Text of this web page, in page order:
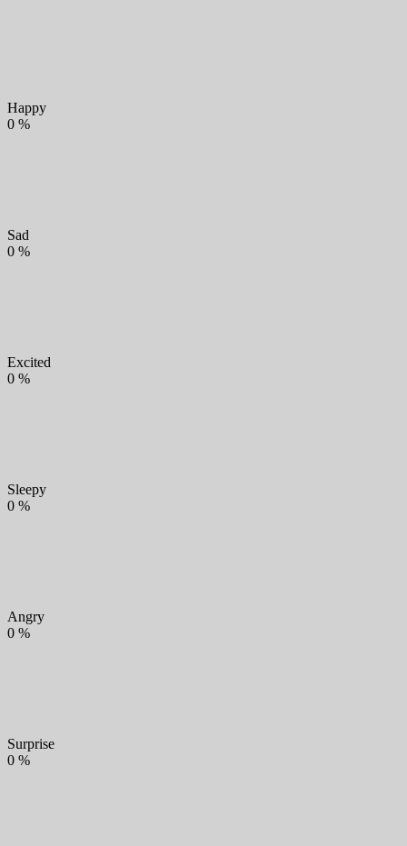
Happy
0 %
Sad
0 %
Excited
0 %
Sleepy
0 %
Angry
0 %
Surprise
0 %